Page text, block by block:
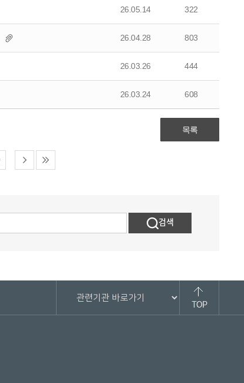
26.05.14 322
26.04.28 803
26.03.26 444
26.03.24 608
목록